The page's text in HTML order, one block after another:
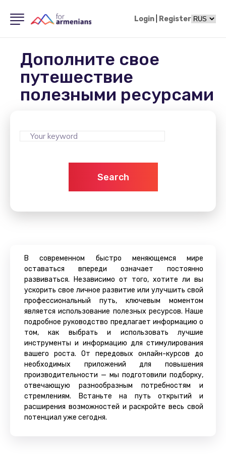
Login Register
Дополните свое
путешествие
полезными ресурсами
Search
В современном быстро меняющемся мире
оставаться впереди означает постоянно
развиваться. Независимо от того, хотите ли вы
ускорить свое личное развитие или улучшить свой
профессиональный путь, ключевым моментом
является использование полезных ресурсов. Наше
подробное руководство предлагает информацию о
том, как выбрать и использовать лучшие
инструменты и информацию для стимулирования
вашего роста. От передовых онлайн-курсов до
необходимых приложений для повышения
производительности — мы подготовили подборку,
отвечающую разнообразным потребностям и
стремлениям. Встаньте на путь открытий и
расширения возможностей и раскройте весь свой
потенциал уже сегодня.